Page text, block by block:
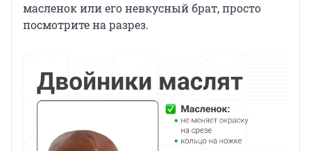
масленок или его невкусный брат, просто
посмотрите на разрез.